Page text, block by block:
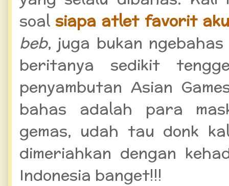
soalsiapa atlet favorit aku
beb, juga bukan
beritanya sedikit
penyambutan Asian
bahas adalah para
gemas, udah tau donk
dimeriahkan dengan
Indonesia banget!!!